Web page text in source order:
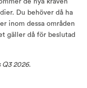
de nya kraven
Du behöver då ha
inom dessa områden
gäller då för beslutad
Q3 2026.